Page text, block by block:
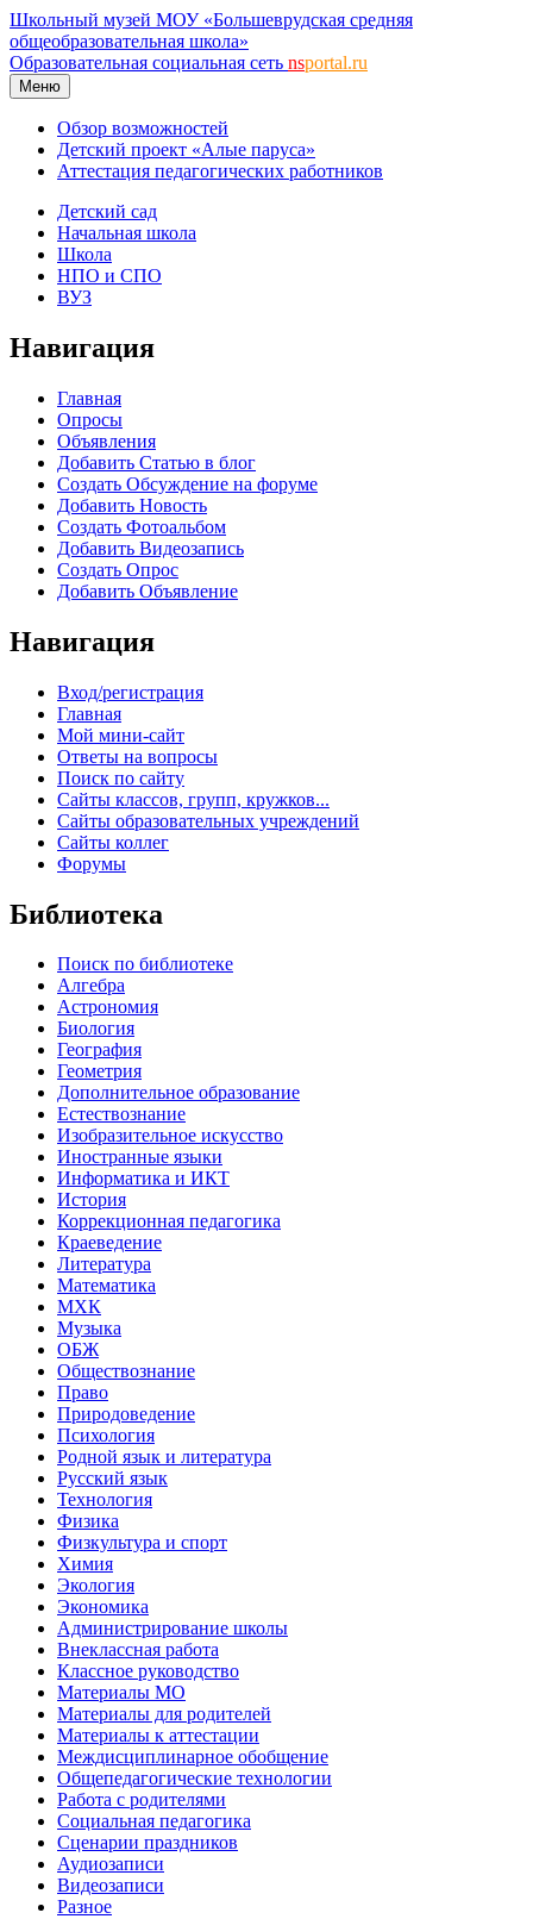
Школьный музей МОУ «Большеврудская средняя
общеобразовательная школа»
Образовательная социальная сеть nsportal.ru
Меню
Обзор возможностей
Детский проект «Алые паруса»
Аттестация педагогических работников
Детский сад
Начальная школа
Школа
НПО и СПО
ВУЗ
Навигация
Главная
Опросы
Объявления
Добавить Статью в блог
Создать Обсуждение на форуме
Добавить Новость
Создать Фотоальбом
Добавить Видеозапись
Создать Опрос
Добавить Объявление
Навигация
Вход/регистрация
Главная
Мой мини-сайт
Ответы на вопросы
Поиск по сайту
Сайты классов, групп, кружков...
Сайты образовательных учреждений
Сайты коллег
Форумы
Библиотека
Поиск по библиотеке
Алгебра
Астрономия
Биология
География
Геометрия
Дополнительное образование
Естествознание
Изобразительное искусство
Иностранные языки
Информатика и ИКТ
История
Коррекционная педагогика
Краеведение
Литература
Математика
МХК
Музыка
ОБЖ
Обществознание
Право
Природоведение
Психология
Родной язык и литература
Русский язык
Технология
Физика
Физкультура и спорт
Химия
Экология
Экономика
Администрирование школы
Внеклассная работа
Классное руководство
Материалы МО
Материалы для родителей
Материалы к аттестации
Междисциплинарное обобщение
Общепедагогические технологии
Работа с родителями
Социальная педагогика
Сценарии праздников
Аудиозаписи
Видеозаписи
Разное